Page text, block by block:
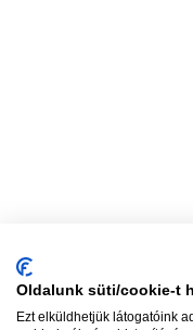
Oldalunk süti/cookie-t
Ezt elküldhetjük látogatóink